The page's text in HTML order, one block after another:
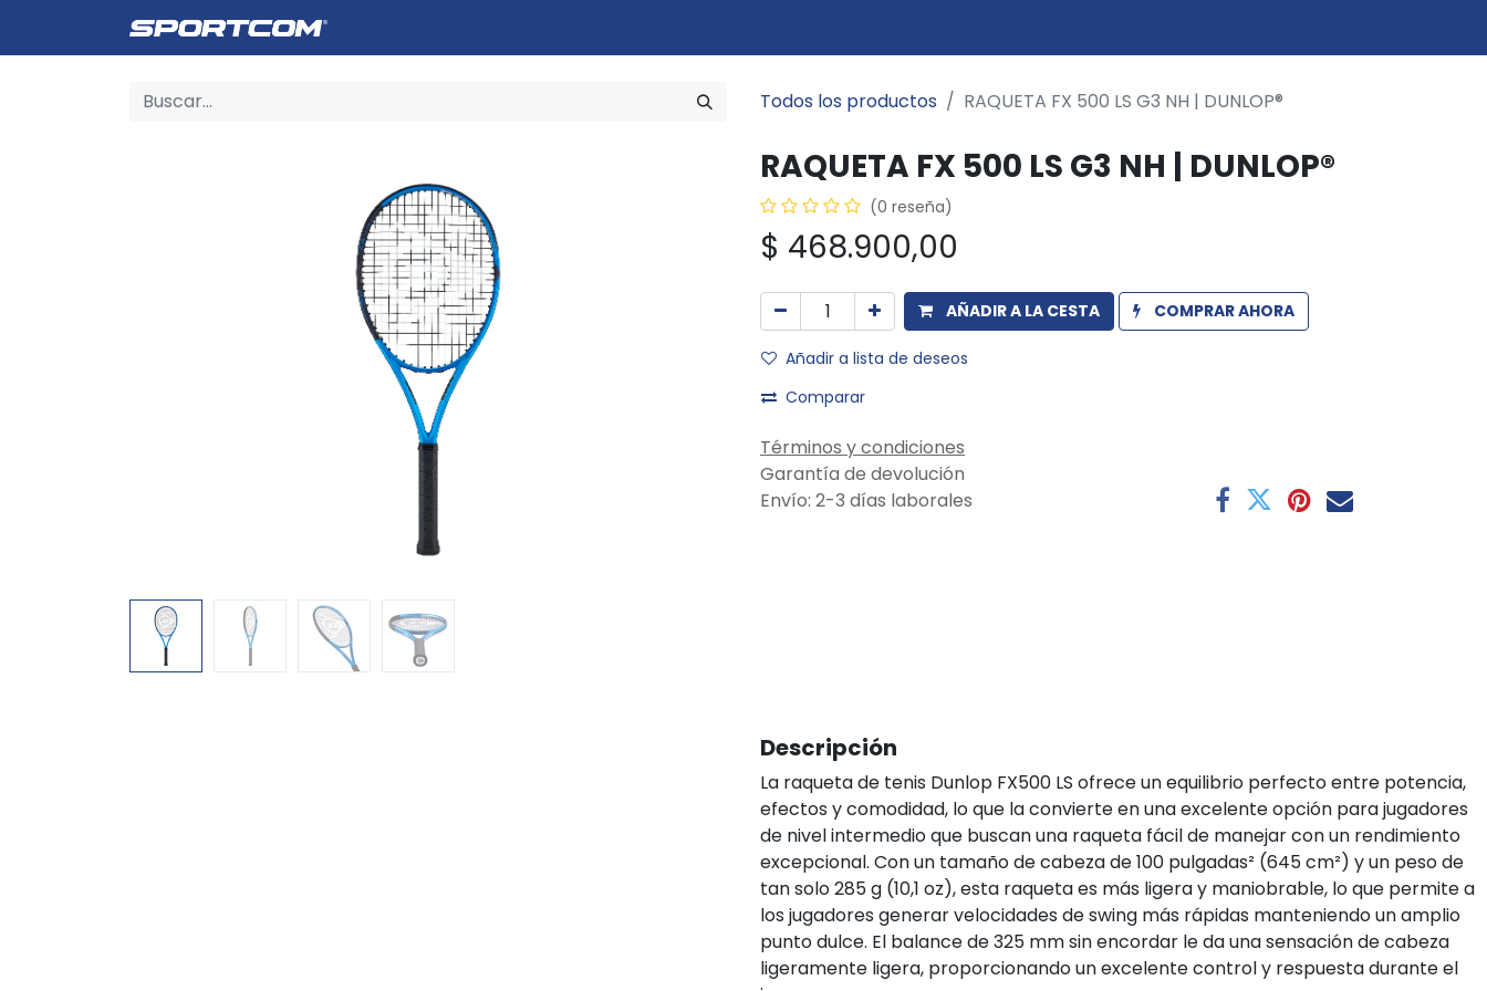
Todos los productos RAQUETA FX 500 LS G3 NH | DUNLOP®
RAQUETA FX 500 LS G3 NH | DUNLOP®
(0 reseña)
$ 468.900,00
AÑADIR A LA CESTA COMPRAR AHORA
Añadir a lista de deseos
Comparar
Términos y condiciones
Garantía de devolución
Envío: 2-3 días laborales
Descripción
La raqueta de tenis Dunlop FX500 LS ofrece un equilibrio perfecto entre potencia,
efectos y comodidad, lo que la convierte en una excelente opción para jugadores
de nivel intermedio que buscan una raqueta fácil de manejar con un rendimiento
excepcional. Con un tamaño de cabeza de 100 pulgadas² (645 cm²) y un peso de
tan solo 285 g (10,1 oz), esta raqueta es más ligera y maniobrable, lo que permite a
los jugadores generar velocidades de swing más rápidas manteniendo un amplio
punto dulce. El balance de 325 mm sin encordar le da una sensación de cabeza
ligeramente ligera, proporcionando un excelente control y respuesta durante el